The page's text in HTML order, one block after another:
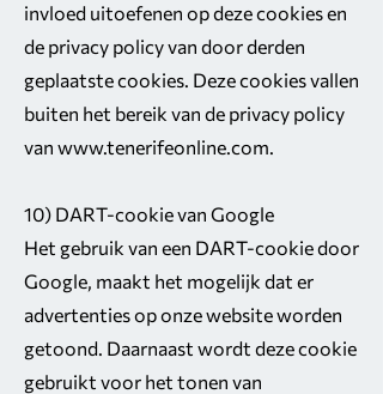
invloed uitoefenen op deze cookies en
de privacy policy van door derden
geplaatste cookies. Deze cookies vallen
buiten het bereik van de privacy policy
van www.tenerifeonline.com.
10) DART-cookie van Google
Het gebruik van een DART-cookie door
Google, maakt het mogelijk dat er
advertenties op onze website worden
getoond. Daarnaast wordt deze cookie
gebruikt voor het tonen van